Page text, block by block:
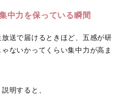
中力を保っている瞬間
送で届けるときほど、五感が研
ないかってくらい集中力が高ま
明すると、